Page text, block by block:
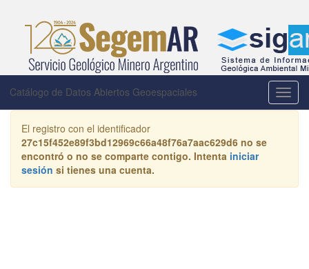
Catálogo de Datos Abiertos Geoespaciales
la
El registro con el identificador
27c15f452e89f3bd12969c66a48f76a7aac629d6 no se
encontró o no se comparte contigo. Intenta iniciar
sesión si tienes una cuenta.